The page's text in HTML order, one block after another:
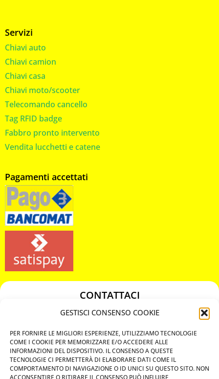
GESTISCI CONSENSO COOKIE
PER FORNIRE LE MIGLIORI ESPERIENZE, UTILIZZIAMO TECNOLOGIE
COME I COOKIE PER MEMORIZZARE E/O ACCEDERE ALLE
INFORMAZIONI DEL DISPOSITIVO. IL CONSENSO A QUESTE
TECNOLOGIE CI PERMETTERÀ DI ELABORARE DATI COME IL
COMPORTAMENTO DI NAVIGAZIONE O ID UNICI SU QUESTO SITO. NON
ACCONSENTIRE O RITIRARE IL CONSENSO PUÒ INFLUIRE
Servizi
Chiavi auto
Chiavi camion
Chiavi casa
Chiavi moto/scooter
Telecomando cancello
Tag RFID badge
Fabbro pronto intervento
Vendita lucchetti e catene
Pagamenti accettati
CONTATTACI
349 3863811
chiavicodificate@gmail.com
Privacy Policy